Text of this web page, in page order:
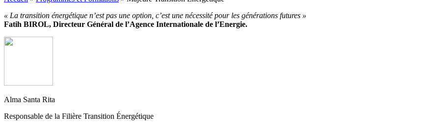
« La transition énergétique n’est pas une option, c’est une nécessité pour les générations futures »
Fatih BIROL, Directeur Général de l’Agence Internationale de l’Energie.
Alma Santa Rita
Responsable de la Filière Transition Énergétique